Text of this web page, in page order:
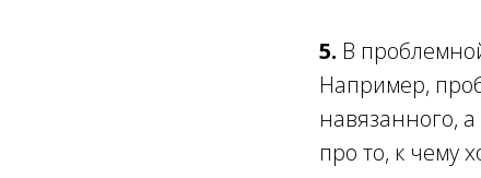
5. В
Например,
навязанного,
про то, к чему